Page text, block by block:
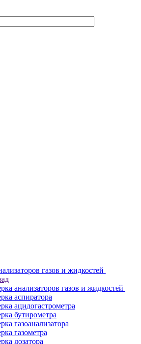
газов и жидкостей
анализаторов газов и жидкостей
аспиратора
ацидогастрометра
бутирометра
газоанализатора
газометра
дозатора